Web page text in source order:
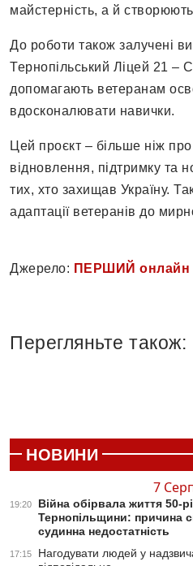
майстерність, а й
До роботи також залучені
Тернопільський Ліцей 21 –
допомагають ветеранам
вдосконалювати навички.
Цей проєкт – більше ніж
відновлення, підтримку та
тих, хто захищав Україну.
адаптації ветеранів до
Джерело: ПЕРШИЙ онлайн
Перегляньте також:
НОВИНИ
7
19:20
Війна обірвала життя 50-
Тернопільщини: причина
судинна недостатність
17:15
Нагодувати людей у